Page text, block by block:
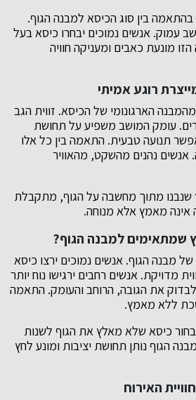
בין סוג הכיסא למבנה הגוף.
עמוק. אנשים נמוכים יבחרו כיסא בעל
מונעת כאבים ומעניקה חוויה
רוגע אמיתי
הארגונומי של הכיסא. זווית הגב
עומק המושב משפיע על תחושת
תנועה טבעית. התאמה בין כל אלו
אנשים נהנים מהשקט, מהאוויר
שנבנו מתוך מחשבה על הגוף, מתקבלת
אינה מאמץ אלא מנוחה.
שמתאימים למבנה הגוף?
מבנה הגוף. אנשים נמוכים ירצו כיסא
מדויקת. אנשים רחבים ירגישו נוח יותר
את הגובה, הרוחב והעומק. התאמה
ללא מאמץ.
כיסא שלא מאלץ את הגוף לשנות
הגוף נותן תחושת יציבות ומונע לחץ
האירוח